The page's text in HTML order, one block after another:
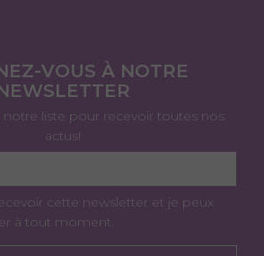
VOUS À NOTRE
notre liste pour recevoir toutes nos
actus!
cette newsletter et je peux
à tout moment.